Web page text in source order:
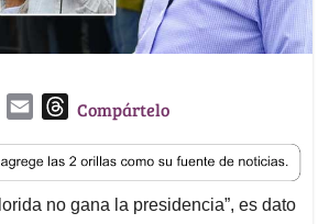
n
e
a
i
l
T
r
e
a
Compártelo
no gana la presidencia”, es dato